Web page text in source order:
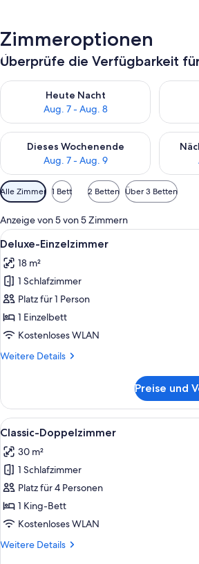
Zimmeroptionen
Überprüfe die Verfügbarkeit
Heute Nacht
Aug. 7 - Aug. 8
Überprüfe die Verfügbarkeit für heute
Dieses Wochenende
Aug. 7 - Aug. 9
Überprüfe die Verfügbarkeit für dieses
Verfügbare
Filter
für
Zimmer
Alle Zimmer 1 Bett 2 Betten Über 3 Betten
Anzeige von 5 von 5 Zimmern
Alle
Fotos
für
Deluxe-
Einzelzimmer
anzeigen
Ein
9
Deluxe-Einzelzimmer
18 m²
1 Schlafzimmer
Platz für 1 Person
1 Einzelbett
Kostenloses WLAN
Weitere Details
Weitere
Einzelzimmer
Preise und
Alle
Fotos
für
Classic-
Doppelzimmer
anzeigen
Ein
8
Classic-Doppelzimmer
30 m²
1 Schlafzimmer
Platz für 4 Personen
1 King-Bett
Kostenloses WLAN
Weitere Details
Weitere